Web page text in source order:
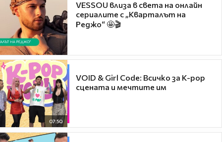
VESSOU влиза в света на онлайн
сериалите с „Кварталът на
Реджо“ 🤩🎬
07:50
VOID & Girl Code: Всичко за K-pop
сцената и мечтите им